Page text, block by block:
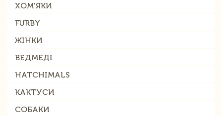
ХОМ'ЯКИ
FURBY
ЖІНКИ
ВЕДМЕДІ
HATCHIMALS
КАКТУСИ
СОБАКИ